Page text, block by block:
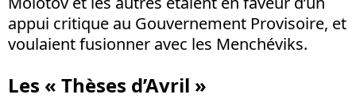
appui critique au Gouvernement Provisoire, et
voulaient fusionner avec les Menchéviks.
Les « Thèses d’Avril »